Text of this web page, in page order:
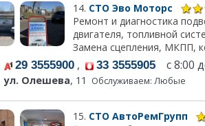
14. СТО Эво Моторс
Ремонт и диагностика
двигателя, топливной
Замена сцепления, МКПП,
29 3555900 , 33 3555905 с 8:00
ул. Олешева, 11 Обслуживаем: Любые
15. СТО АвтоРемГрупп